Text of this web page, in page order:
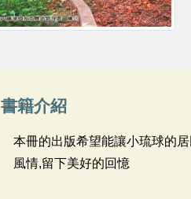
書籍介紹
本冊的出版希望能讓小琉球的
風情,留下美好的回憶